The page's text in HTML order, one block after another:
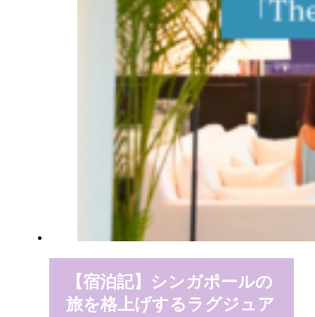
【宿泊記】シンガポールの
旅を格上げするラグジュア